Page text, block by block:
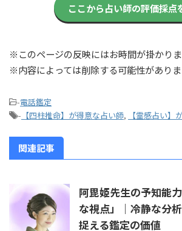
ここから占い師の評価採点
※このページの反映にはお時間が掛かりま
※内容によっては削除する可能性がありま
-電話鑑定
- 【四柱推命】が得意な占い師, 【霊感占い】
関連記事
阿毘姫先生の予知能
な視点」｜冷静な分
捉える鑑定の価値